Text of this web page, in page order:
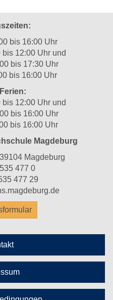
16:00 Uhr
12:00 Uhr und
Uhr
bis 16:00 Uhr
12:00 Uhr und
Uhr
bis 16:00 Uhr
Magdeburg
Magdeburg
477 0
477 29